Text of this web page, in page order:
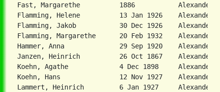
Fast, Margarethe          1886
Flamming, Helene          13 Jan 1926
Flamming, Jakob           30 Dec 1926
Flamming, Margarethe      20 Feb 1932
Hammer, Anna              29 Sep 1920
Janzen, Heinrich          26 Oct 1867
Koehn, Agathe             4 Dec 1898
Koehn, Hans               12 Nov 1927
Lammert, Heinrich         6 Jan 1927